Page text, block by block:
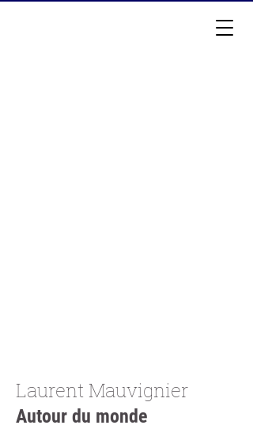
Laurent Mauvignier
Autour du monde